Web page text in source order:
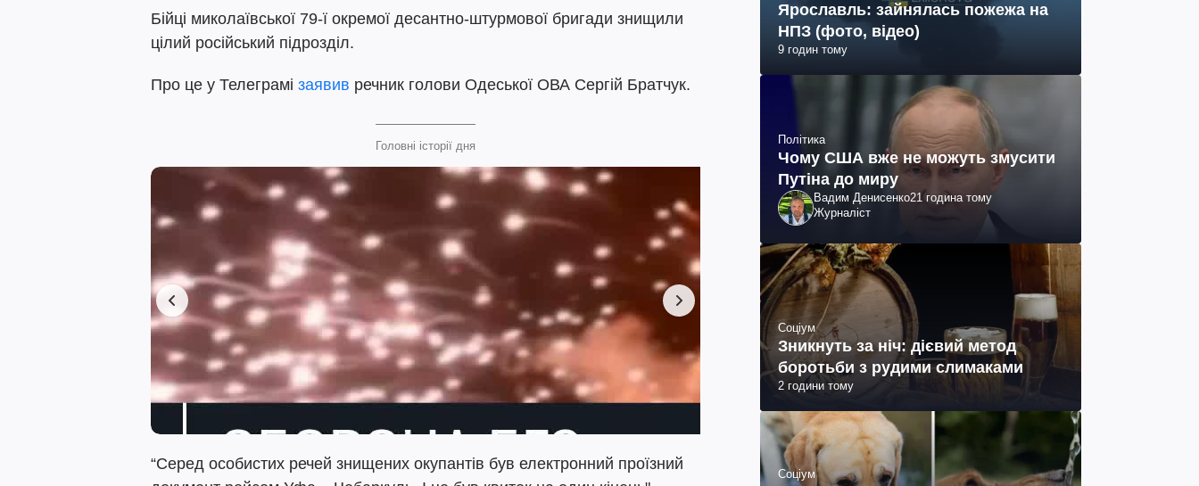
Бійці миколаївської 79-ї окремої десантно-штурмової бригади знищили
цілий російський підрозділ.
Про це у Телеграмі заявив речник голови Одеської ОВА Сергій Братчук.
Головні історії дня
“Серед особистих речей знищених окупантів був електронний проїзний
Ярославль: зайнялась пожежа на
НПЗ (фото, відео)
9 годин тому
Політика
Чому США вже не можуть змусити
Путіна до миру
Вадим Денисенко21 година тому
Журналіст
Соціум
Зникнуть за ніч: дієвий метод
боротьби з рудими слимаками
2 години тому
Соціум